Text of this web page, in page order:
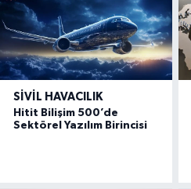
SIVIL HAVACILIK
Hitit Bilişim 500’de
Sektörel Yazılım Birincisi